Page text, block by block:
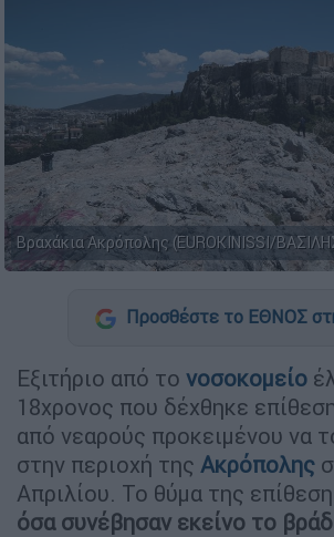
Βραχάκια Ακρόπολης (EUROKINISSI/
Προσθέστε το ΕΘΝΟΣ
Εξιτήριο από το νοσοκομείο
18χρονος που δέχθηκε
από νεαρούς προκειμένου να
στην περιοχή της Ακρόπολης
Απριλίου. Το θύμα της
όσα συνέβησαν εκείνο το